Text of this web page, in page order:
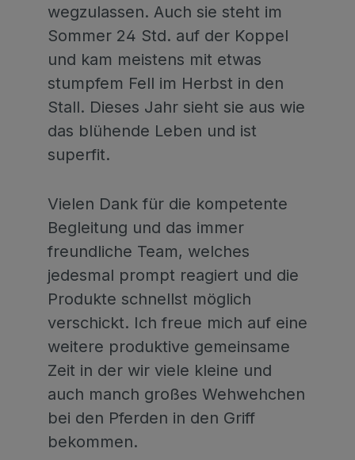
wegzulassen. Auch sie steht im
Sommer 24 Std. auf der Koppel
und kam meistens mit etwas
stumpfem Fell im Herbst in den
Stall. Dieses Jahr sieht sie aus wie
das blühende Leben und ist
superfit.
Vielen Dank für die kompetente
Begleitung und das immer
freundliche Team, welches
jedesmal prompt reagiert und die
Produkte schnellst möglich
verschickt. Ich freue mich auf eine
weitere produktive gemeinsame
Zeit in der wir viele kleine und
auch manch großes Wehwehchen
bei den Pferden in den Griff
bekommen.